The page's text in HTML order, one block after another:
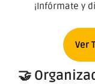
¡Infórmate y
Ver
🤝